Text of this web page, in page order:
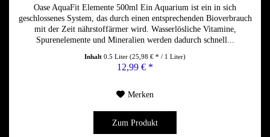
Oase AquaFit Elemente 500ml Ein Aquarium ist ein in sich
geschlossenes System, das durch einen entsprechenden Bioverbrauch
mit der Zeit nährstoffärmer wird. Wasserlösliche Vitamine,
Spurenelemente und Mineralien werden dadurch schnell...
Inhalt0.5 Liter(25,98 € * / 1 Liter)
12,99 € *
Merken
Zum Produkt